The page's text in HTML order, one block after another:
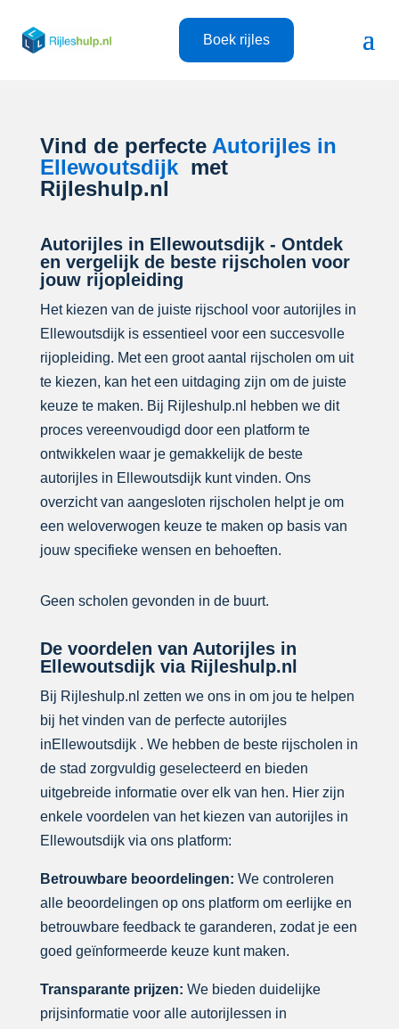
Boek rijles
Vind de perfecte Autorijles in
Ellewoutsdijk met
Rijleshulp.nl
Autorijles in Ellewoutsdijk - Ontdek
en vergelijk de beste rijscholen voor
jouw rijopleiding
Het kiezen van de juiste rijschool voor autorijles in
Ellewoutsdijk is essentieel voor een succesvolle
rijopleiding. Met een groot aantal rijscholen om uit
te kiezen, kan het een uitdaging zijn om de juiste
keuze te maken. Bij Rijleshulp.nl hebben we dit
proces vereenvoudigd door een platform te
ontwikkelen waar je gemakkelijk de beste
autorijles in Ellewoutsdijk kunt vinden. Ons
overzicht van aangesloten rijscholen helpt je om
een weloverwogen keuze te maken op basis van
jouw specifieke wensen en behoeften.
Geen scholen gevonden in de buurt.
De voordelen van Autorijles in
Ellewoutsdijk via Rijleshulp.nl
Bij Rijleshulp.nl zetten we ons in om jou te helpen
bij het vinden van de perfecte autorijles
inEllewoutsdijk . We hebben de beste rijscholen in
de stad zorgvuldig geselecteerd en bieden
uitgebreide informatie over elk van hen. Hier zijn
enkele voordelen van het kiezen van autorijles in
Ellewoutsdijk via ons platform:
Betrouwbare beoordelingen: We controleren
alle beoordelingen op ons platform om eerlijke en
betrouwbare feedback te garanderen, zodat je een
goed geïnformeerde keuze kunt maken.
Transparante prijzen: We bieden duidelijke
prijsinformatie voor alle autorijlessen in